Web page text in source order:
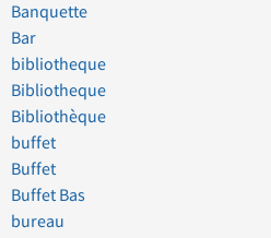
Banquette
Bar
bibliotheque
Bibliotheque
Bibliothèque
buffet
Buffet
Buffet Bas
bureau